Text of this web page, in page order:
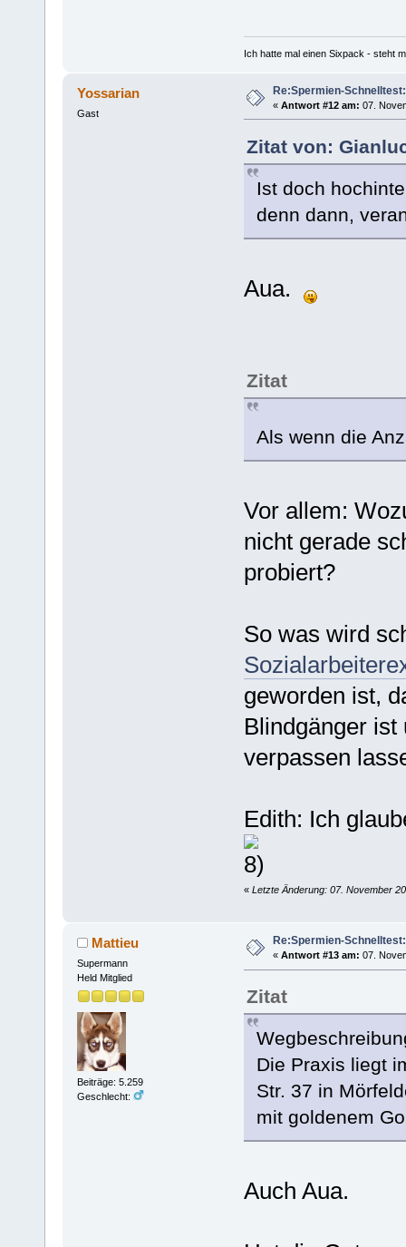
Ich hatte mal einen Sixpack - steht
Yossarian
Gast
Re:Spermien-
« Antwort #12 am: 07.
Zitat von:
Ist doch
denn dann,
Aua.
Zitat
Als wenn die
Vor allem:
nicht gerade
probiert?
So was wird
geworden ist,
Blindgänger
verpassen
Edith: Ich
« Letzte Änderung: 07. November
Mattieu
Supermann
Held Mitglied
Beiträge: 5.259
Geschlecht:
Re:Spermien-
« Antwort #13 am: 07.
Zitat
Die Praxis liegt
Str. 37 in
mit goldenem
Auch Aua.